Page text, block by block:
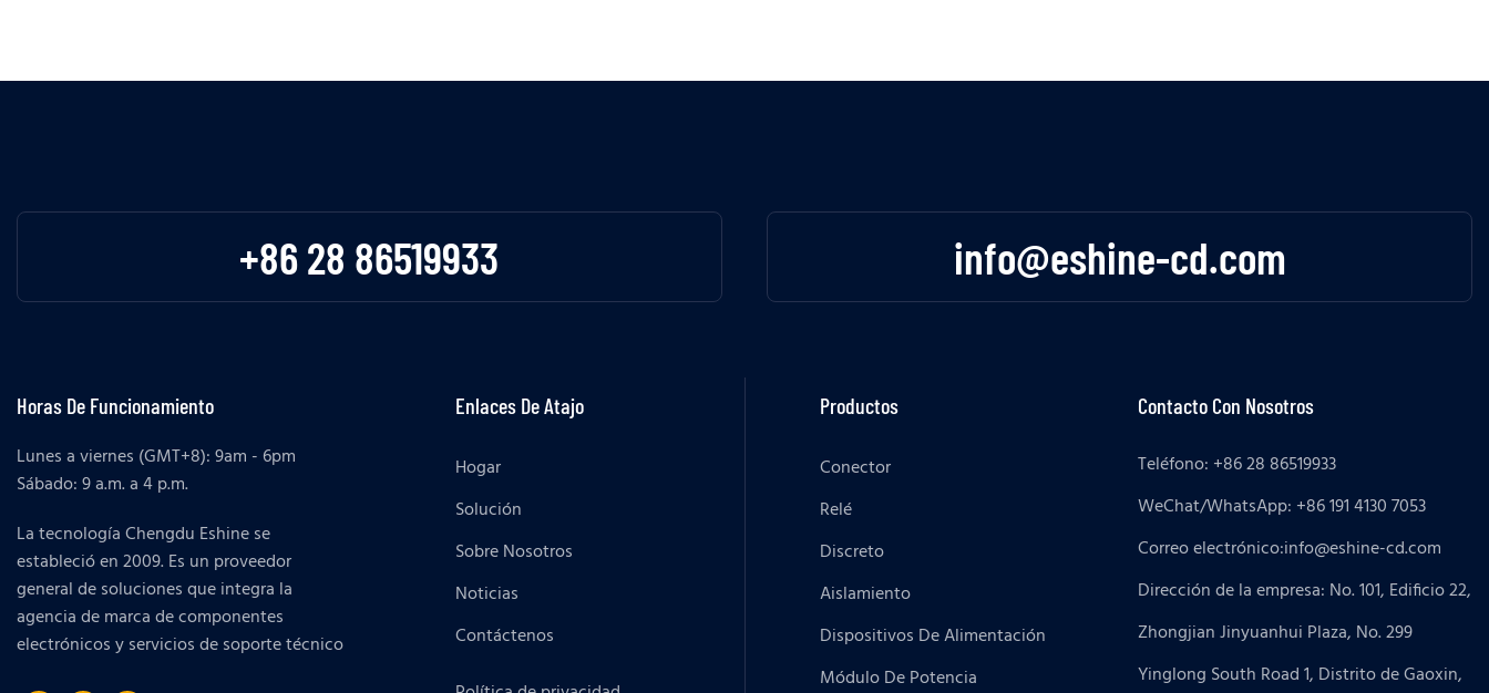
+86 28 86519933 info@eshine-cd.com
Horas De Funcionamiento
Lunes a viernes (GMT+8): 9am - 6pm
Sábado: 9 a.m. a 4 p.m.
La tecnología Chengdu Eshine se
estableció en 2009. Es un proveedor
general de soluciones que integra la
agencia de marca de componentes
electrónicos y servicios de soporte técnico
Enlaces De Atajo
Hogar
Solución
Sobre Nosotros
Noticias
Contáctenos
Productos
Conector
Relé
Discreto
Aislamiento
Dispositivos De Alimentación
Módulo De Potencia
Contacto Con Nosotros
Teléfono: +86 28 86519933
WeChat/WhatsApp: +86 191 4130 7053
Correo electrónico:info@eshine-cd.com
Dirección de la empresa: No. 101, Edificio 22,
Zhongjian Jinyuanhui Plaza, No. 299
Yinglong South Road 1, Distrito de Gaoxin,